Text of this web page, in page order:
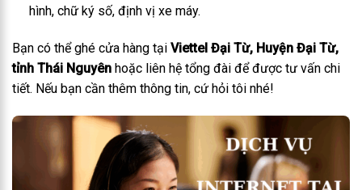
hình, chữ ký số, định vị xe máy.
Bạn có thể ghé cửa hàng tại Viettel Đại Từ, Huyện Đại Từ,
tỉnh Thái Nguyên hoặc liên hệ tổng đài để được tư vấn chi
tiết. Nếu bạn cần thêm thông tin, cứ hỏi tôi nhé!